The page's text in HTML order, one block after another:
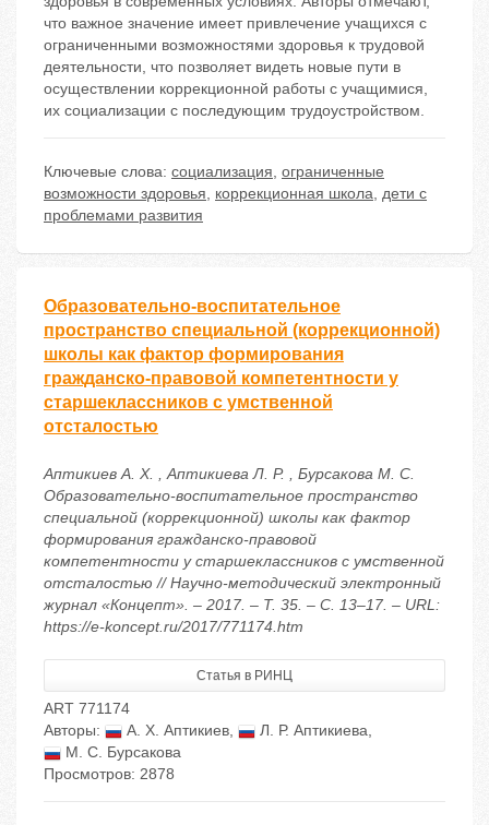
что важное значение имеет привлечение учащихся с
ограниченными возможностями здоровья к трудовой
деятельности, что позволяет видеть новые пути в
осуществлении коррекционной работы с учащимися,
их социализации с последующим трудоустройством.
Ключевые слова: социализация, ограниченные
возможности здоровья, коррекционная школа, дети с
проблемами развития
Образовательно-воспитательное
пространство специальной (коррекционной)
школы как фактор формирования
гражданско-правовой компетентности у
старшеклассников с умственной
отсталостью
Аптикиев А. Х. , Аптикиева Л. Р. , Бурсакова М. С.
Образовательно-воспитательное пространство
специальной (коррекционной) школы как фактор
формирования гражданско-правовой
компетентности у старшеклассников с умственной
отсталостью // Научно-методический электронный
журнал «Концепт». – 2017. – Т. 35. – С. 13–17. – URL:
https://e-koncept.ru/2017/771174.htm
Статья в РИНЦ
ART 771174
Авторы:
А. Х. Аптикиев, Л. Р. Аптикиева,
М. С. Бурсакова
Просмотров: 2878